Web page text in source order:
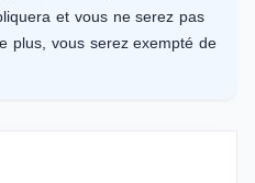
et vous ne serez pas
plus, vous serez exempté de